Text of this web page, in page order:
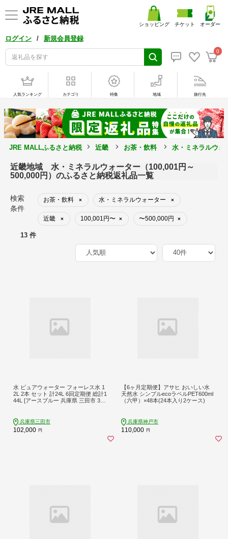
ログイン / 新規会員登録
0
ショッピング チケット オーダー
人気ランキング カテゴリ 特集 地域 旅行先
JRE MALLふるさと納税 近畿 お茶・飲料 水・ミネラルウォ
近畿地域 水・ミネラルウォーター（100,001円～
500,000円）のふるさと納税返礼品一覧
検索
条件
お茶・飲料 × 水・ミネラルウォーター ×
近畿 × 100,001円〜 × 〜500,000円 ×
13 件
水 ピュアウォーター フォーレス水 1
2L 2本 セット 計24L 6回定期便 総計1
44L [アースブルー 兵庫県 三田市 3d2
兵庫県三田市
102,000 円
【6ヶ月定期便】アサヒ おいしい水
天然水 シンプルecoラベルPET600ml
（六甲）×48本(24本入り2ケース)
兵庫県神戸市
110,000 円